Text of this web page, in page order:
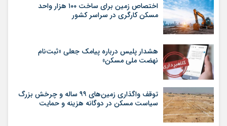
اختصاص زمین برای ساخت ۱۰۰ هزار واحد
مسکن کارگری در سراسر کشور
هشدار پلیس درباره پیامک جعلی «ثبت‌نام
نهضت ملی مسکن»
توقف واگذاری زمین‌های ۹۹ ساله و چرخش بزرگ
سیاست مسکن در دوگانه هزینه و حمایت